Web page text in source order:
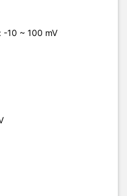
-10 ~ 100 mV